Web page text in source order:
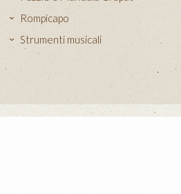
Rompicapo
Strumenti musicali